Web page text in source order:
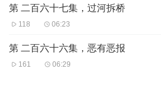
第 二百六十七集，过河拆桥
118 06:23
第 二百六十六集，恶有恶报
161 06:29